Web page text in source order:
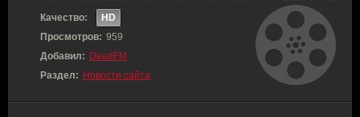
Качество:
HD
Просмотров: 959
Добавил: DeadFM
Раздел: Новости сайта